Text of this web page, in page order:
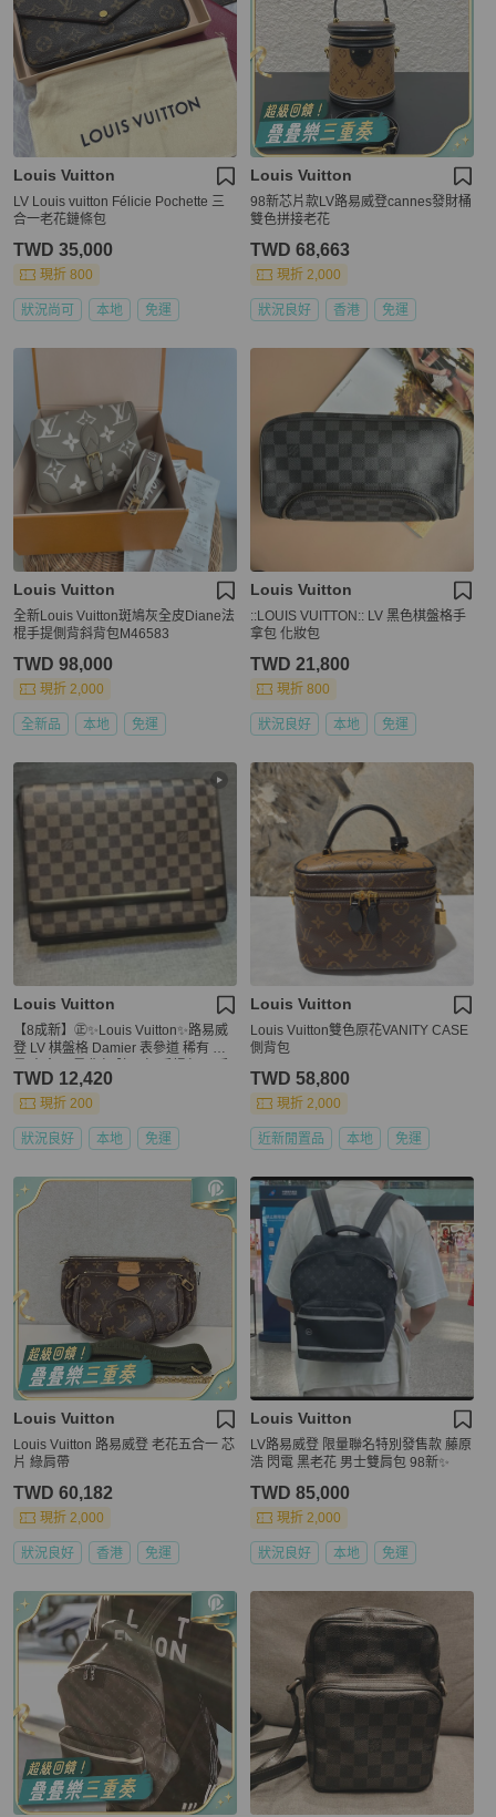
Louis Vuitton
LV Louis vuitton Félicie Pochette 三
合一老花鏈條包
TWD 35,000
現折 800
狀況尚可 本地 免運
Louis Vuitton
98新芯片款LV路易威登cannes發財桶
雙色拼接老花
TWD 68,663
現折 2,000
狀況良好 香港 免運
Louis Vuitton
全新Louis Vuitton斑鳩灰全皮Diane法
棍手提側背斜背包M46583
TWD 98,000
現折 2,000
全新品 本地 免運
Louis Vuitton
::LOUIS VUITTON:: LV 黑色棋盤格手
拿包 化妝包
TWD 21,800
現折 800
狀況良好 本地 免運
Louis Vuitton
【8成新】㊣✨Louis Vuitton✨路易威
登 LV 棋盤格 Damier 表參道 稀有 限
精品/二手包/保證正品🌳二手樹屋🌳
TWD 12,420
現折 200
狀況良好 本地 免運
Louis Vuitton
Louis Vuitton雙色原花VANITY CASE
側背包
TWD 58,800
現折 2,000
近新閒置品 本地 免運
Louis Vuitton
Louis Vuitton 路易威登 老花五合一 芯
片 綠肩帶
TWD 60,182
現折 2,000
狀況良好 香港 免運
Louis Vuitton
LV路易威登 限量聯名特別發售款 藤原
浩 閃電 黑老花 男士雙肩包 98新✨️
TWD 85,000
現折 2,000
狀況良好 本地 免運